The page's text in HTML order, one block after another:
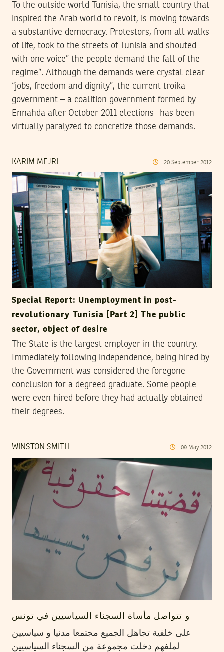
To the outside world Tunisia, the small country that
inspired the Arab world to revolt, is moving towards
a substantive democracy. Protestors, from all walks
of life, took to the streets of Tunisia and shouted
with one voice” the people demand the fall of the
regime”. Although the demands were crystal clear
“jobs, freedom and dignity”, the current troika
government – a coalition government formed by
Ennahda after October 2011 elections- has been
virtually paralyzed to concretize those demands.
KARIM MEJRI 20 September 2012
Special Report: Unemployment in post-
revolutionary Tunisia [Part 2] The public
sector, object of desire
The State is the largest employer in the country.
Immediately following independence, being hired by
the Government was considered the foregone
conclusion for a degreed graduate. Some people
were even hired before they had actually obtained
their degrees.
WINSTON SMITH 09 May 2012
و تتواصل مأساة السجناء السياسيين في تونس
على خلفية تجاهل الجميع مجتمعا مدنيا و سياسيين
لملفهم دخلت مجموعة من السجناء السياسيين